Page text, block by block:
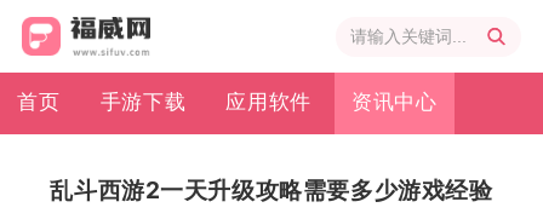
首页 手游下载 应用软件 资讯中心
乱斗西游2一天升级攻略需要多少游戏经验